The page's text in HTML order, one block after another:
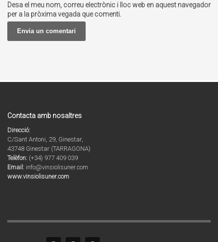
Desa el meu nom, correu electrònic i lloc web en aquest navegador
per a la pròxima vegada que comenti.
Contacta amb nosaltres
Direcció:
C/Sant Antoni, 29, Ginestar,
43748 Ginestar (TARRAGONA)
Telèfon: (+34) 977 409 039
Email: info@vinsiolisuner.com
www.vinsiolisuner.com